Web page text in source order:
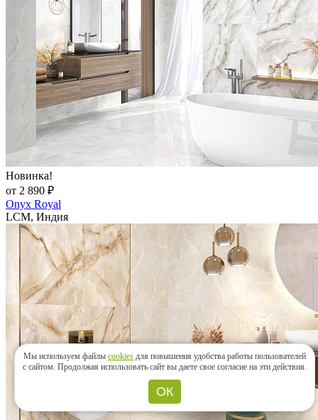
Новинка!
от 2 890 ₽
Onyx Royal
LCM, Индия
Мы используем файлы cookies для повышения удобства работы пользователей
с сайтом. Продолжая использовать сайт вы даете свое согласие на эти действия.
ОК